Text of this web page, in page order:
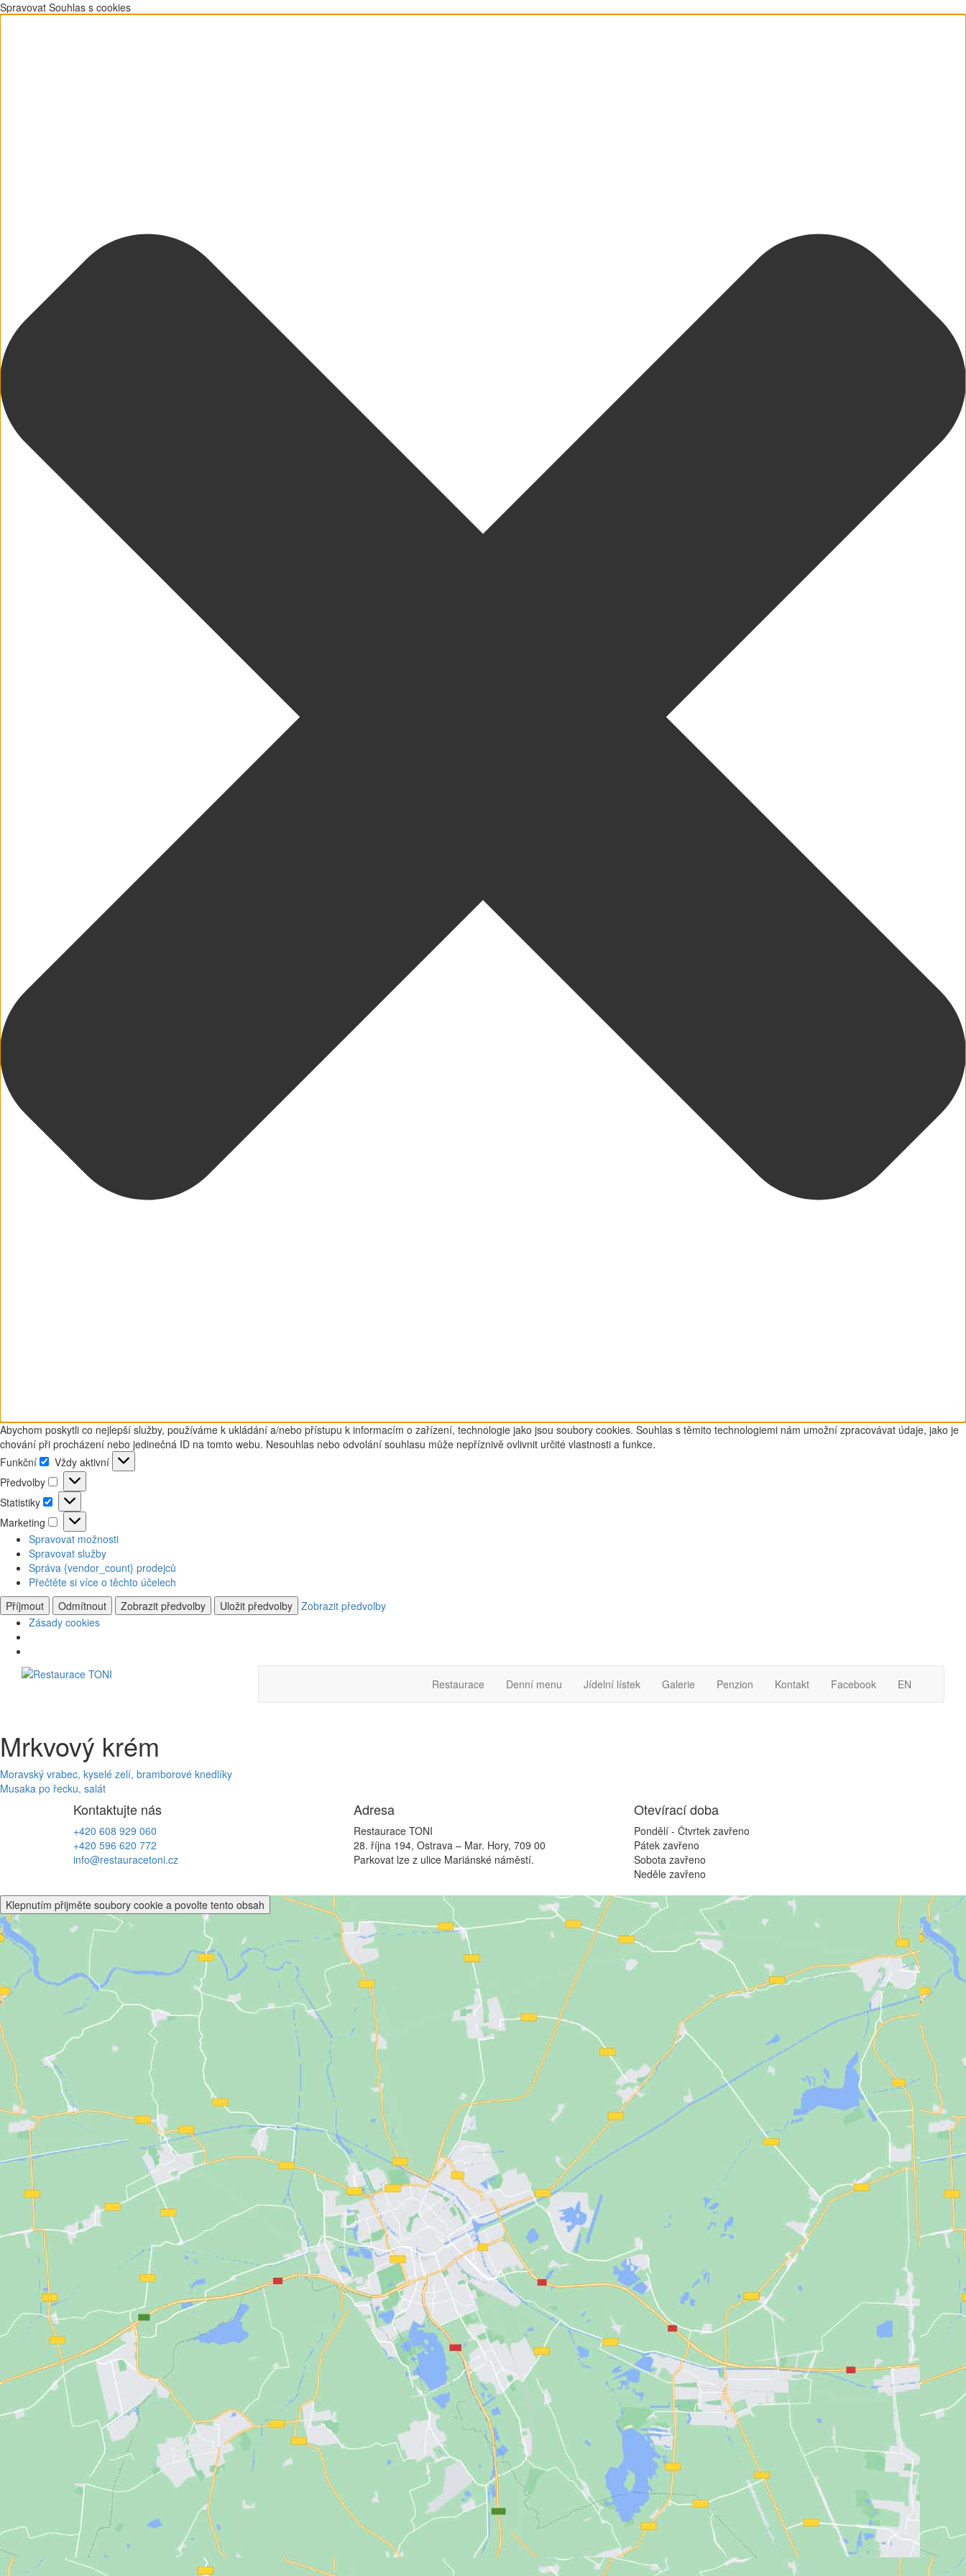
Spravovat Souhlas s cookies
Abychom poskytli co nejlepší služby, používáme k ukládání a/nebo přístupu k informacím o zařízení, technologie jako jsou soubory cookies. Souhlas s těmito technologiemi nám umožní zpracovávat údaje, jako je
chování při procházení nebo jedinečná ID na tomto webu. Nesouhlas nebo odvolání souhlasu může nepříznivě ovlivnit určité vlastnosti a funkce.
Funkční
Funkční
Vždy aktivní
Předvolby
Předvolby
Statistiky
Statistiky
Marketing
Marketing
Spravovat možnosti
Spravovat služby
Správa {vendor_count} prodejců
Přečtěte si více o těchto účelech
Příjmout
Odmítnout Zobrazit předvolby Uložit předvolby Zobrazit předvolby
Zásady cookies
Restaurace Denní menu Jídelní lístek Galerie Penzion Kontakt Facebook EN
Mrkvový krém
Navigace
pro
příspěvek
Moravský vrabec, kyselé zelí, bramborové knedlíky
Musaka po řecku, salát
Kontaktujte nás
+420 608 929 060
+420 596 620 772
info@restauracetoni.cz
Adresa
Restaurace TONI
28. října 194, Ostrava – Mar. Hory, 709 00
Parkovat lze z ulice Mariánské náměstí.
Otevírací doba
Pondělí - Čtvrtek zavřeno
Pátek zavřeno
Sobota zavřeno
Neděle zavřeno
Klepnutím přijměte soubory cookie a povolte tento obsah